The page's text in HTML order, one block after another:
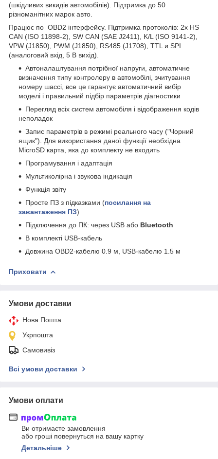
(шкідливих викидів автомобілів). Підтримка до 50
різноманітних марок авто.
Працює по OBD2 інтерфейсу. Підтримка протоколів: 2x HS
CAN (ISO 11898-2), SW CAN (SAE J2411), K/L (ISO 9141-2),
VPW (J1850), PWM (J1850), RS485 (J1708), TTL и SPI
(аналоговий вхід, 5 В вихід).
Автоналаштування потрібної напруги, автоматичне
визначення типу контролеру в автомобілі, зчитування
номеру шассі, все це гарантує автоматичний вибір
моделі і правильний підбір параметрів діагностики
Перегляд всіх систем автомобіля і відображення кодів
неполадок
Запис параметрів в режимі реального часу ("Чорний
ящик"). Для використання даної функції необхідна
MicroSD карта, яка до комплекту не входить
Програмування і адаптація
Мультиколірна і звукова індикація
Функція звіту
Просте ПЗ з підказками (посилання на
завантаження ПЗ)
Підключення до ПК: через USB або Bluetooth
В комплекті USB-кабель
Довжина OBD2-кабелю 0.9 м, USB-кабелю 1.5 м
Приховати
Умови доставки
Нова Пошта
Укрпошта
Самовивіз
Всі умови доставки
Умови оплати
Ви отримаєте замовлення
або гроші повернуться на вашу картку
Детальніше